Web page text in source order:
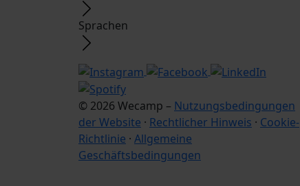
Sprachen
© 2026 Wecamp – Nutzungsbedingungen
der Website · Rechtlicher Hinweis · Cookie-
Richtlinie · Allgemeine
Geschäftsbedingungen